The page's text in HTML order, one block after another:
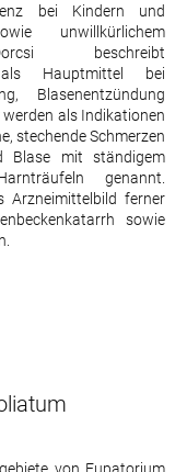
bei Kindern und
unwillkürlichem
beschreibt
als Hauptmittel bei
Blasenentzündung
als Indikationen
stechende Schmerzen
Blase mit ständigem
genannt.
Arzneimittelbild ferner
sowie
von Eupatorium